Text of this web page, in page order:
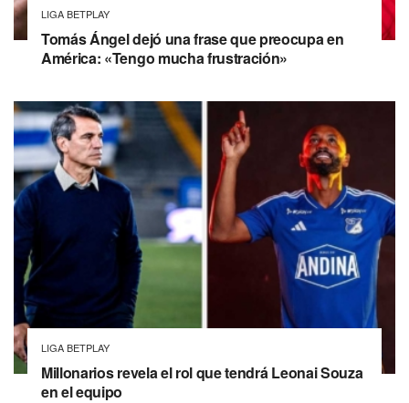
LIGA BETPLAY
Tomás Ángel dejó una frase que preocupa en
América: «Tengo mucha frustración»
LIGA BETPLAY
Millonarios revela el rol que tendrá Leonai Souza
en el equipo